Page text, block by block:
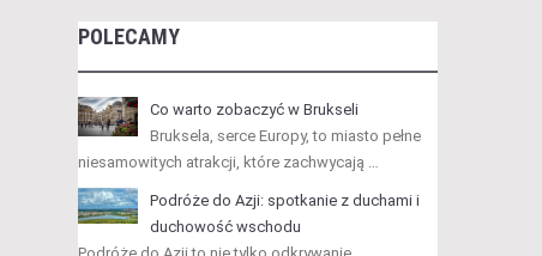
POLECAMY
Co warto zobaczyć w Brukseli
Bruksela, serce Europy, to miasto pełne
niesamowitych atrakcji, które zachwycają …
Podróże do Azji: spotkanie z duchami i
duchowość wschodu